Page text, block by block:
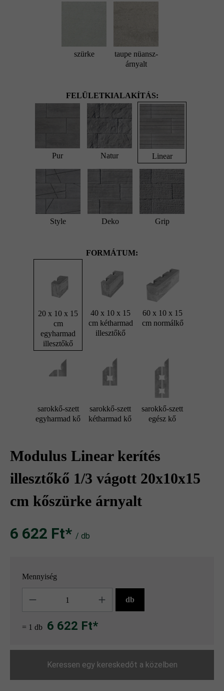
szürke
taupe nüansz-
árnyalt
FELÜLETKIALAKÍTÁS:
Pur Natur Linear
Style Deko Grip
FORMÁTUM:
20 x 10 x 15
cm
egyharmad
illesztőkő
40 x 10 x 15
cm kétharmad
illesztőkő
60 x 10 x 15
cm normálkő
sarokkő-szett
egyharmad kő
sarokkő-szett
kétharmad kő
sarokkő-szett
egész kő
Modulus Linear kerítés
illesztőkő 1/3 vágott 20x10x15
cm kőszürke árnyalt
6 622 Ft‎‎‎* / db
Mennyiség
db
= 1 db 6 622 Ft*
Keressen egy kereskedőt a közelben